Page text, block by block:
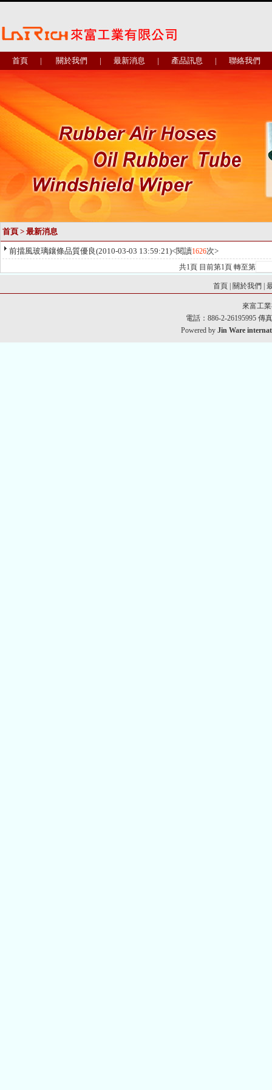
首頁 | 關於我們 | 最新消息 | 產品訊息 | 聯絡我們
首頁 > 最新消息
前擋風玻璃鑲條品質優良(2010-03-03 13:59:21)<閱讀1626次>
共1頁 目前第1頁 轉至第
首頁 關於我們 |
來富工
電話：886-2-26195995 傳
Powered byJin Ware